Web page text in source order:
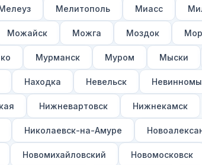
Мелитополь Миасс
Можайск Можга Моздок
Мурманск Муром Мыски
Находка Невельск
Нижневартовск Нижнекамск
Николаевск-на-Амуре
Новомихайловский Новомосковск